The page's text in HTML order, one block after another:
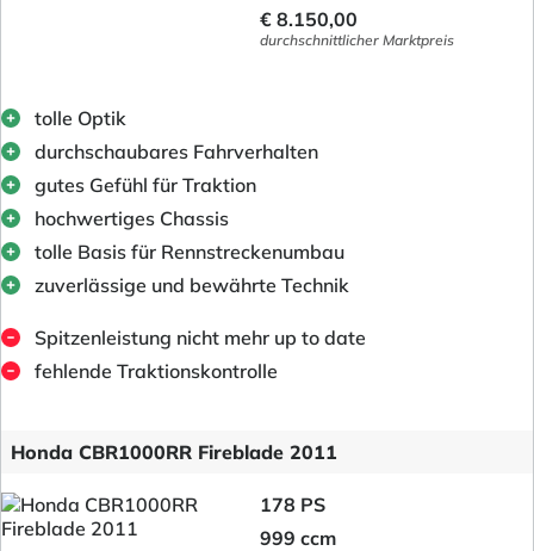
€ 8.150,00
durchschnittlicher Marktpreis
tolle Optik
durchschaubares Fahrverhalten
gutes Gefühl für Traktion
hochwertiges Chassis
tolle Basis für Rennstreckenumbau
zuverlässige und bewährte Technik
Spitzenleistung nicht mehr up to date
fehlende Traktionskontrolle
Honda CBR1000RR Fireblade 2011
178 PS
999 ccm